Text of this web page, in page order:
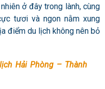
ở đây trong lành, cùng
tươi và ngon nằm xung
điểm du lịch không nên bỏ
Hải Phòng – Thành